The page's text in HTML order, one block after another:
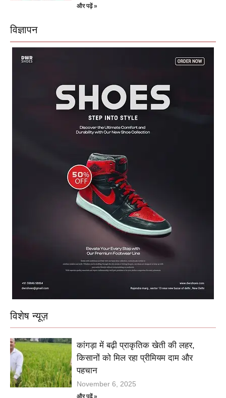
और पढ़ें »
विज्ञापन
विशेष न्यूज़
कांगड़ा में बढ़ी प्राकृतिक खेती की लहर,
किसानों को मिल रहा प्रीमियम दाम और
पहचान
November 6, 2025
और पढ़ें »